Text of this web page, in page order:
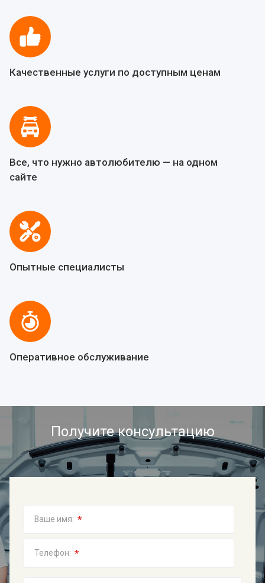
Качественные услуги по доступным ценам
Все, что нужно автолюбителю — на одном
сайте
Опытные специалисты
Оперативное обслуживание
Получите консультацию
Ваше имя: *
Телефон: *